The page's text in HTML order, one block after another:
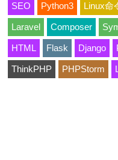
SEO Python3 Linux命
Laravel Composer
HTML Flask Django
ThinkPHP PHPStorm